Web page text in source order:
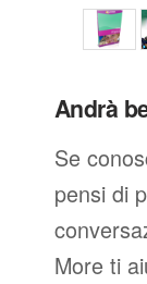
Andrà
Se
pensi di
More ti